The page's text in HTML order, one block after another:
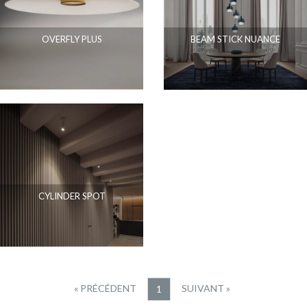
OVERFLY PLUS BEAM STICK NUANCE
CYLINDER SPOT
« PRÉCÉDENT 1 SUIVANT »